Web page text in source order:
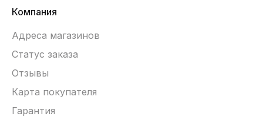
Компания
Адреса магазинов
Статус заказа
Отзывы
Карта покупателя
Гарантия